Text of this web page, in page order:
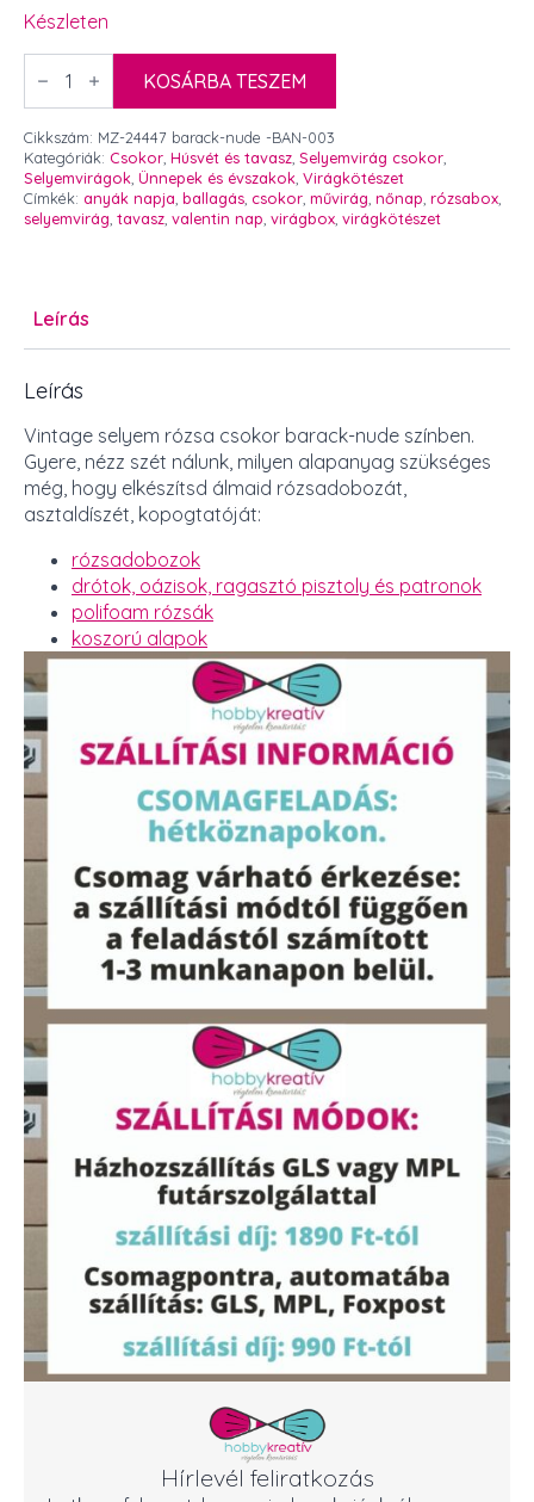
Készleten
Vintage
selyem
barack-
nude
5
szálas
mennyiség
KOSÁRBA TESZEM
Cikkszám: MZ-24447 barack-nude -BAN-003
Kategóriák: Csokor Húsvét és tavasz Selyemvirág csokor
Selyemvirágok Ünnepek és évszakok Virágkötészet
Címkék: anyák napja ballagás csokor művirág nőnap rózsabox
selyemvirág tavasz valentin nap virágbox virágkötészet
Leírás
Leírás
Vintage selyem rózsa csokor barack-nude színben.
Gyere, nézz szét nálunk, milyen alapanyag szükséges
még, hogy elkészítsd álmaid rózsadobozát,
asztaldíszét, kopogtatóját:
rózsadobozok
drótok, oázisok, ragasztó pisztoly és patronok
polifoam rózsák
koszorú alapok
Hírlevél feliratkozás